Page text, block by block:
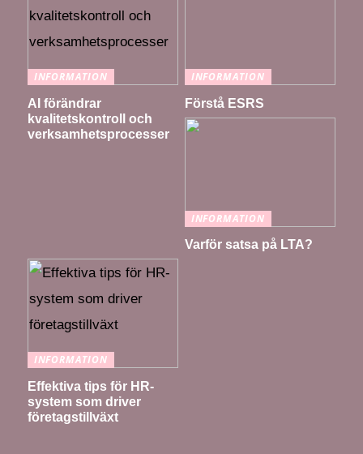
INFORMATION
AI förändrar
kvalitetskontroll och
verksamhetsprocesser
INFORMATION
Förstå ESRS
INFORMATION
Varför satsa på LTA?
INFORMATION
Effektiva tips för HR-
system som driver
företagstillväxt